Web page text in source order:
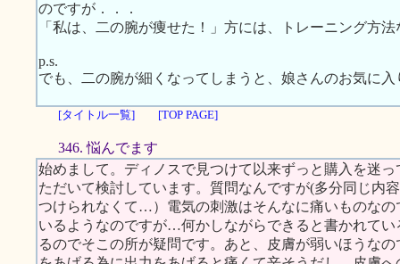
のですが．．．
「私は、二の腕が痩せた！」方には、トレーニング方
p.s.
でも、二の腕が細くなってしまうと、娘さんのお気に
[タイトル一覧] [TOP PAGE]
346. 悩んでます
始めまして。ディノスで見つけて以来ずっと購入を迷
ただいて検討しています。質問なんですが(多分同じ内
つけられなくて…）電気の刺激はそんなに痛いものな
いるようなのですが…何かしながらできると書かれて
るのでそこの所が疑問です。あと、皮膚が弱いほうな